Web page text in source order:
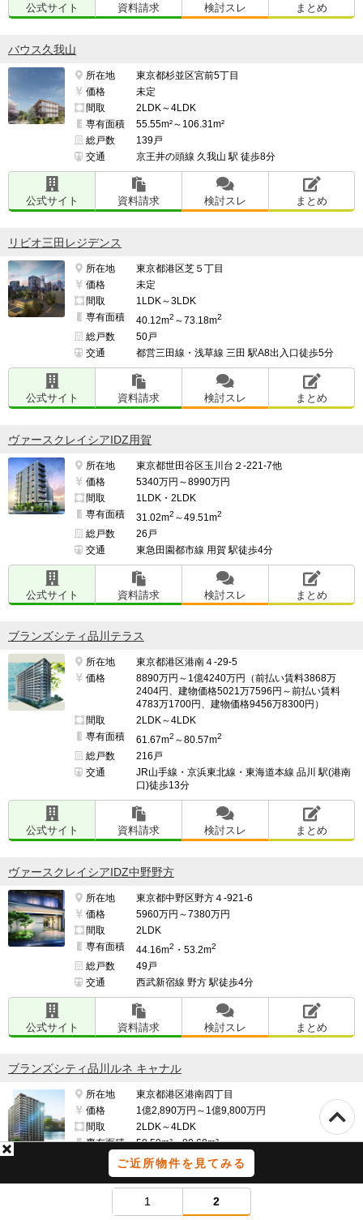
ご近所物件を見てみる
1 2
公式サイト 資料請求 検討スレ まとめ
バウス久我山
所在地
東京都杉並区宮前5丁目
価格
未定
間取
2LDK～4LDK
専有面積
55.55m²～106.31m²
総戸数
139戸
交通
京王井の頭線 久我山 駅 徒歩8分
公式サイト 資料請求 検討スレ まとめ
リビオ三田レジデンス
所在地
東京都港区芝５丁目
価格
未定
間取
1LDK～3LDK
専有面積
40.12m2 ～73.18m2
総戸数
50戸
交通
都営三田線・浅草線 三田 駅A8出入口徒歩5分
公式サイト 資料請求 検討スレ まとめ
ヴァースクレイシアIDZ用賀
所在地
東京都世田谷区玉川台２-221-7他
価格
5340万円～8990万円
間取
1LDK・2LDK
専有面積
31.02m2 ～49.51m2
総戸数
26戸
交通
東急田園都市線 用賀 駅徒歩4分
公式サイト 資料請求 検討スレ まとめ
ブランズシティ品川テラス
所在地
東京都港区港南４-29-5
価格
8890万円～1億4240万円（前払い賃料3868万
2404円、建物価格5021万7596円～前払い賃料
4783万1700円、建物価格9456万8300円）
間取
2LDK～4LDK
専有面積
61.67m2 ～80.57m2
総戸数
216戸
交通
JR山手線・京浜東北線・東海道本線 品川 駅(港南
口)徒歩13分
公式サイト 資料請求 検討スレ まとめ
ヴァースクレイシアIDZ中野野方
所在地
東京都中野区野方４-921-6
価格
5960万円～7380万円
間取
2LDK
専有面積
44.16m2 ・53.2m2
総戸数
49戸
交通
西武新宿線 野方 駅徒歩4分
公式サイト 資料請求 検討スレ まとめ
ブランズシティ品川ルネ キャナル
所在地
東京都港区港南四丁目
価格
1億2,890万円～1億9,800万円
間取
2LDK～4LDK
専有面積
58.59m²～80.68m²
233戸
山手線 品川 駅 徒歩14分